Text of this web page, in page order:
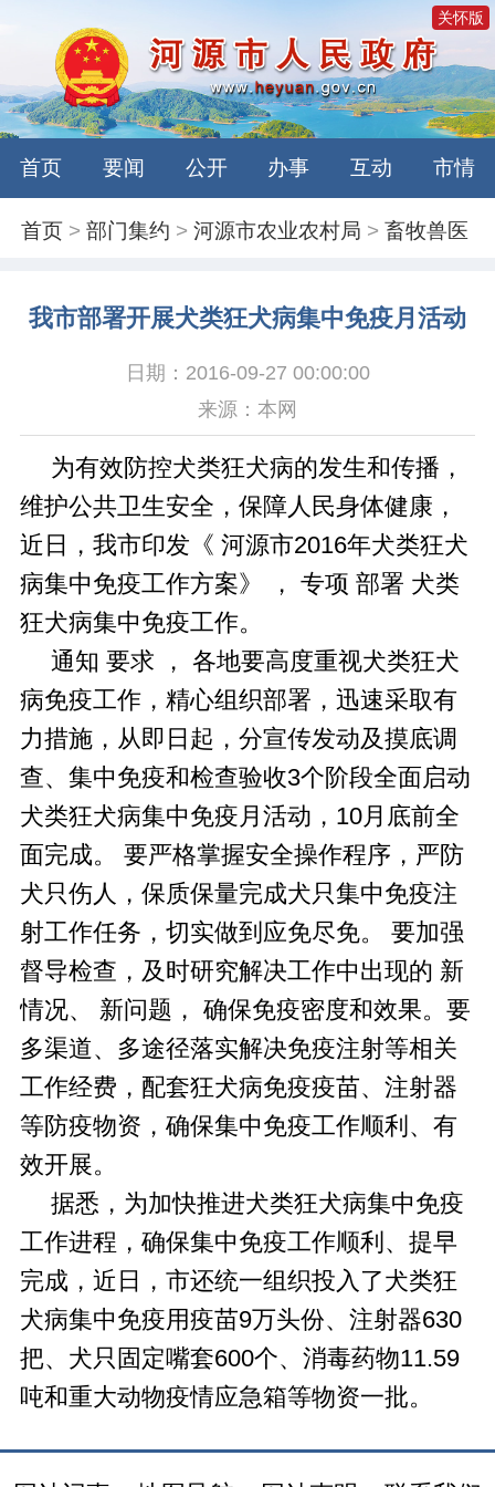
关怀版
首页 要闻 公开 办事 互动 市情
首页 >部门集约 >河源市农业农村局 >畜牧兽医
我市部署开展犬类狂犬病集中免疫月活动
日期：2016-09-27 00:00:00
来源：本网
为有效防控犬类狂犬病的发生和传播，
维护公共卫生安全，保障人民身体健康，
近日，我市印发《 河源市2016年犬类狂犬
病集中免疫工作方案》
， 专项 部署 犬类
狂犬病集中免疫工作。
通知 要求 ， 各地要高度重视犬类狂犬
病免疫工作，精心组织部署，迅速采取有
力措施，从即日起，分宣传发动及摸底调
查、集中免疫和检查验收3个阶段全面启动
犬类狂犬病集中免疫月活动，10月底前全
面完成。 要严格掌握安全操作程序，严防
犬只伤人，保质保量完成犬只集中免疫注
射工作任务，切实做到应免尽免。 要加强
督导检查，及时研究解决工作中出现的 新
情况、 新问题， 确保免疫密度和效果。要
多渠道、多途径落实解决免疫注射等相关
工作经费，配套狂犬病免疫疫苗、注射器
等防疫物资，确保集中免疫工作顺利、有
效开展。
据悉，为加快推进犬类狂犬病集中免疫
工作进程，确保集中免疫工作顺利、提早
完成，近日，市还统一组织投入了犬类狂
犬病集中免疫用疫苗9万头份、注射器630
把、犬只固定嘴套600个、消毒药物11.59
吨和重大动物疫情应急箱等物资一批。